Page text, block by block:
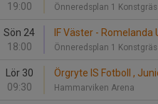
19:00
Önneredsplan 1 Konstgräs
Sön 24
18:00
IF Väster - Romelanda
Önneredsplan 1 Konstgräs
Lör 30
09:30
Örgryte IS Fotboll ,
Hammarviken Arena